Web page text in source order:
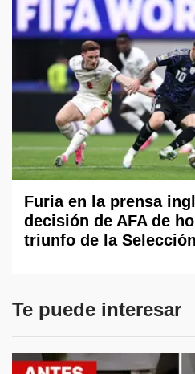
Furia en la prensa
decisión de AFA de
triunfo de la
Te puede interesar